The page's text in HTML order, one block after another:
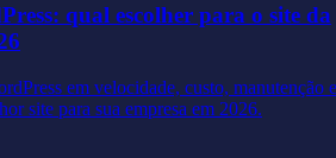
qual escolher para o site da
em velocidade, custo, manutenção e
site para sua empresa em 2026.